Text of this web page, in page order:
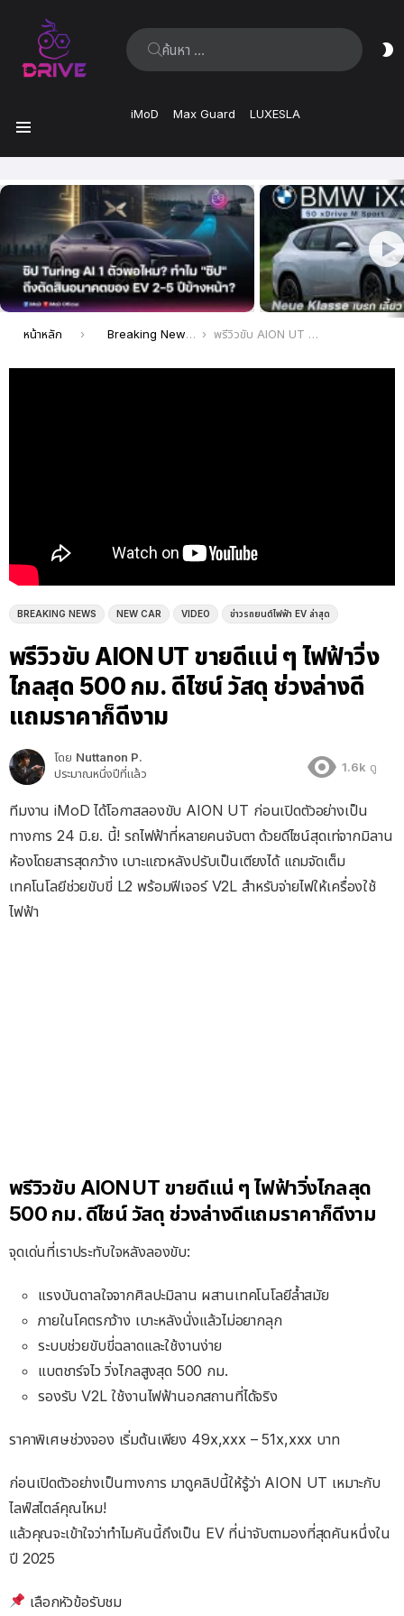
ค้นหา:
iMoD Max Guard LUXESLA
ล่าสุด
คุณอยู่ที่นี่:
หน้าหลัก Breaking News พรีวิวขับ AION UT ขายดีแน่ ๆ ไฟฟ้าวิ่งไกลสุด 500 กม. ดีไซน์ วัสดุ ช่วงล่างดีแถมราคาก็ดีงาม
BREAKING NEWS NEW CAR VIDEO ข่าวรถยนต์ไฟฟ้า EV ล่าสุด
พรีวิวขับ AION UT ขายดีแน่ ๆ ไฟฟ้าวิ่ง
ไกลสุด 500 กม. ดีไซน์ วัสดุ ช่วงล่างดี
แถมราคาก็ดีงาม
โดย Nuttanon P.
ประมาณหนึ่งปีที่แล้ว
1.6k ดู
ทีมงาน iMoD ได้โอกาสลองขับ AION UT ก่อนเปิดตัวอย่างเป็น
ทางการ 24 มิ.ย. นี้! รถไฟฟ้าที่หลายคนจับตา ด้วยดีไซน์สุดเท่จากมิลาน
ห้องโดยสารสุดกว้าง เบาะแถวหลังปรับเป็นเตียงได้ แถมจัดเต็ม
เทคโนโลยีช่วยขับขี่ L2 พร้อมฟีเจอร์ V2L สำหรับจ่ายไฟให้เครื่องใช้
ไฟฟ้า
พรีวิวขับ AION UT ขายดีแน่ ๆ ไฟฟ้าวิ่งไกลสุด
500 กม. ดีไซน์ วัสดุ ช่วงล่างดีแถมราคาก็ดีงาม
จุดเด่นที่เราประทับใจหลังลองขับ:
แรงบันดาลใจจากศิลปะมิลาน ผสานเทคโนโลยีล้ำสมัย
ภายในโคตรกว้าง เบาะหลังนั่งแล้วไม่อยากลุก
ระบบช่วยขับขี่ฉลาดและใช้งานง่าย
แบตชาร์จไว วิ่งไกลสูงสุด 500 กม.
รองรับ V2L ใช้งานไฟฟ้านอกสถานที่ได้จริง
ราคาพิเศษช่วงจอง เริ่มต้นเพียง 49x,xxx – 51x,xxx บาท
ก่อนเปิดตัวอย่างเป็นทางการ มาดูคลิปนี้ให้รู้ว่า AION UT เหมาะกับ
ไลฟ์สไตล์คุณไหม!
แล้วคุณจะเข้าใจว่าทำไมคันนี้ถึงเป็น EV ที่น่าจับตามองที่สุดคันหนึ่งใน
ปี 2025
เลือกหัวข้อรับชม